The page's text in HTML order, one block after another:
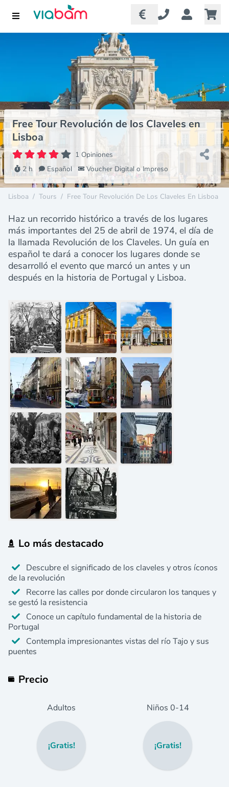
Free Tour Revolución de los Claveles en
Lisboa
1 Opiniones
2 h
Español Voucher Digital o Impreso
Lisboa / Tours / Free Tour Revolución De Los Claveles En Lisboa
Haz un recorrido histórico a través de los lugares
más importantes del 25 de abril de 1974, el día de
la llamada Revolución de los Claveles. Un guía en
español te dará a conocer los lugares donde se
desarrolló el evento que marcó un antes y un
después en la historia de Portugal y Lisboa.
Lo más destacado
Descubre el significado de los claveles y otros íconos
de la revolución
Recorre las calles por donde circularon los tanques y
se gestó la resistencia
Conoce un capítulo fundamental de la historia de
Portugal
Contempla impresionantes vistas del río Tajo y sus
puentes
Precio
Adultos
¡Gratis!
Niños 0-14
¡Gratis!